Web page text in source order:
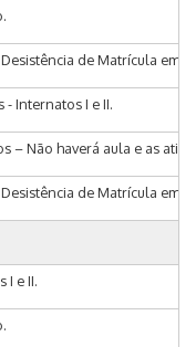
de Matrícula em
- Internatos I e II.
– Não haverá aula e as
de Matrícula em
I e II.